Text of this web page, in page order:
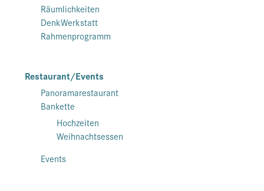
Räumlichkeiten
DenkWerkstatt
Rahmenprogramm
Restaurant/Events
Panoramarestaurant
Bankette
Hochzeiten
Weihnachtsessen
Events